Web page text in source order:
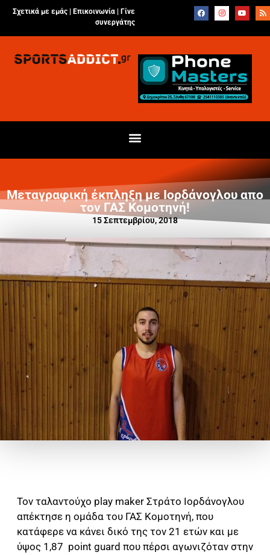
Σχετικά με εμάς | Επικοινωνία
Γίνε
συνεργάτης
Μεταγραφική έκπληξη με Ιορδάνογλου απο
τον ΓΑΣ Κομοτηνή!
15 Σεπτεμβρίου, 2018
Τον ταλαντούχο play maker Στράτο Ιορδάνογλου
απέκτησε η ομάδα του ΓΑΣ Κομοτηνή, που
κατάφερε να κάνει δικό της τον 21 ετών και με
ύψος 1,87 point guard που πέρσι αγωνιζόταν στην